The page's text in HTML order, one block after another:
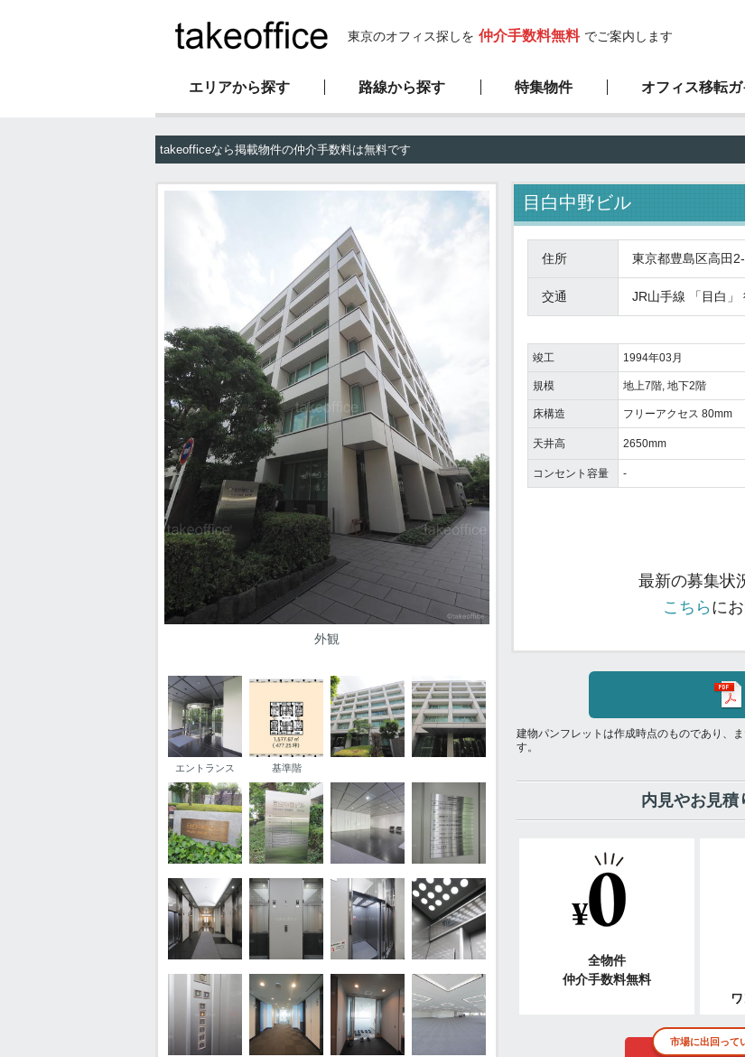
東京のオフィス探しを 仲介手数料無料 でご案内します
エリアから探す 路線から探す 特集物件
新耐震基準物件 高層ビル物件 新築物件
オフィス移転ガ
オフィス移転マニュアル サービスの流れ
会社概要 弊社の特徴
takeofficeなら掲載物件の仲介手数料は無料です
目白中野ビル
住所 東京都豊島区高田
交通 JR山手線 「 目白
竣工 1994年03月
規模 地上7階, 地下2階
床構造 フリーアクセス 80mm
天井高 2650mm
コンセント容量 -
最新の募集状
こちら に
外観
エントランス 基準階
建物パンフレットは作成時点のものであり、
す。
内見やお見積
全物件
仲介手数料無料
市場に出回って